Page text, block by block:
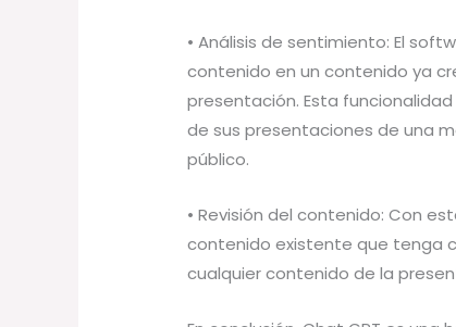
• Análisis de sentimiento: El
contenido en un contenido ya
presentación. Esta
de sus presentaciones de una
público.
• Revisión del contenido: Con
contenido existente que tenga
cualquier contenido de la